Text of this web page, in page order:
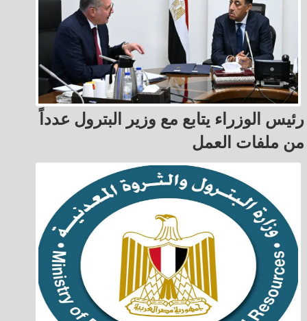
رئيس الوزراء يتابع مع وزير البترول عدداً
من ملفات العمل